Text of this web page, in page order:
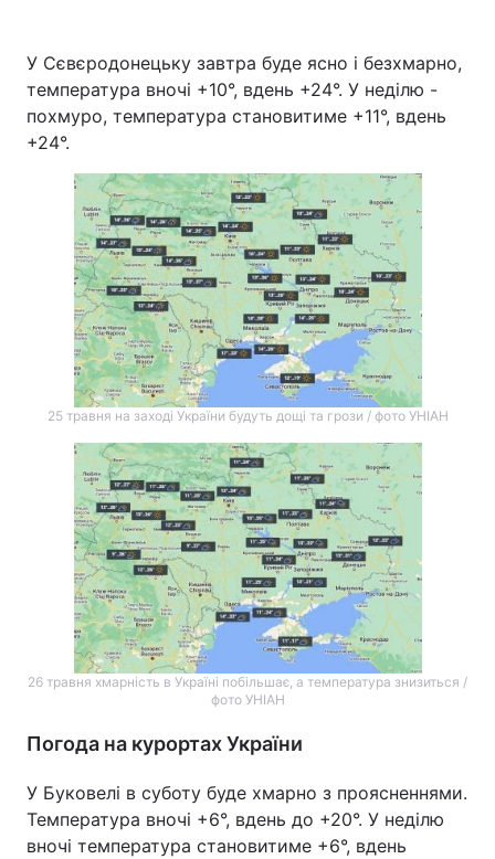
У Сєвєродонецьку завтра буде ясно і безхмарно,
температура вночі +10°, вдень +24°. У неділю -
похмуро, температура становитиме +11°, вдень
+24°.
25 травня на заході України будуть дощі та грози / фото УНІАН
26 травня хмарність в Україні побільшає, а температура знизиться /
фото УНІАН
Погода на курортах України
У Буковелі в суботу буде хмарно з проясненнями.
Температура вночі +6°, вдень до +20°. У неділю
вночі температура становитиме +6°, вдень